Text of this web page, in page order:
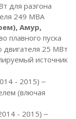
для разгона
249 МВА
Амур,
плавного пуска
двигателя 25 МВт
источник
- 2015) –
(влючая
- 2015) –